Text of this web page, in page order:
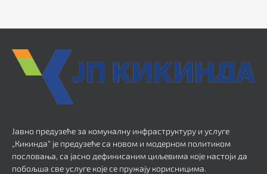
Јавно предузеће за комуналну инфраструктуру и услуге
„Кикинда“ је предузеће са новом и модерном политиком
пословања, са јасно дефинисаним циљевима које настоји да
побољша све услуге које се пружају корисницима.